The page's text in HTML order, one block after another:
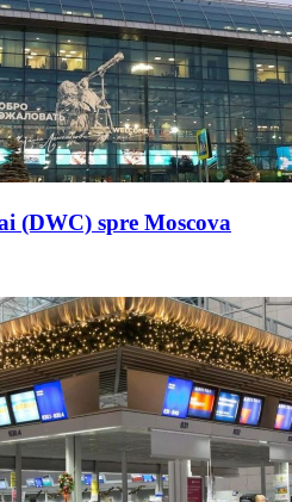
(DWC) spre Moscova